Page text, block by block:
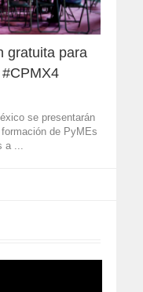
gratuita para
se presentarán
de PyMEs
a ...